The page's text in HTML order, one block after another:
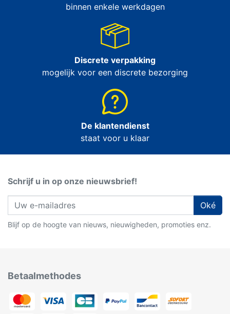
binnen enkele werkdagen
Discrete verpakking
mogelijk voor een discrete bezorging
De klantendienst
staat voor u klaar
Schrijf u in op onze nieuwsbrief!
Oké
Blijf op de hoogte van nieuws, nieuwigheden, promoties enz.
Betaalmethodes